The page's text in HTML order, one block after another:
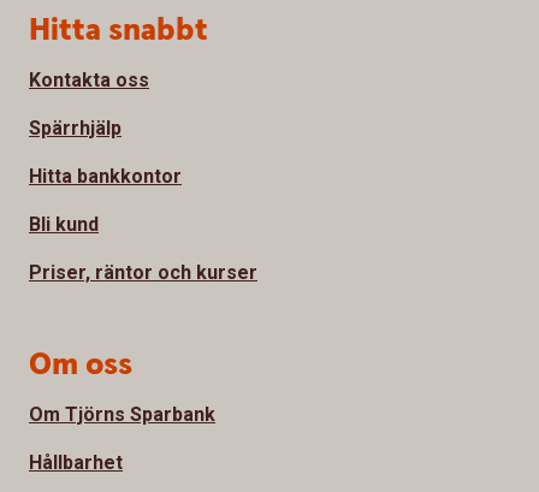
Sidfot
Hitta snabbt
Kontakta oss
Spärrhjälp
Hitta bankkontor
Bli kund
Priser, räntor och kurser
Om oss
Om Tjörns Sparbank
Hållbarhet